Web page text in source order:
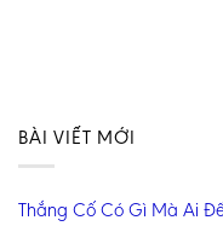
BÀI VIẾT MỚI
Thắng Cố Có Gì Mà Ai